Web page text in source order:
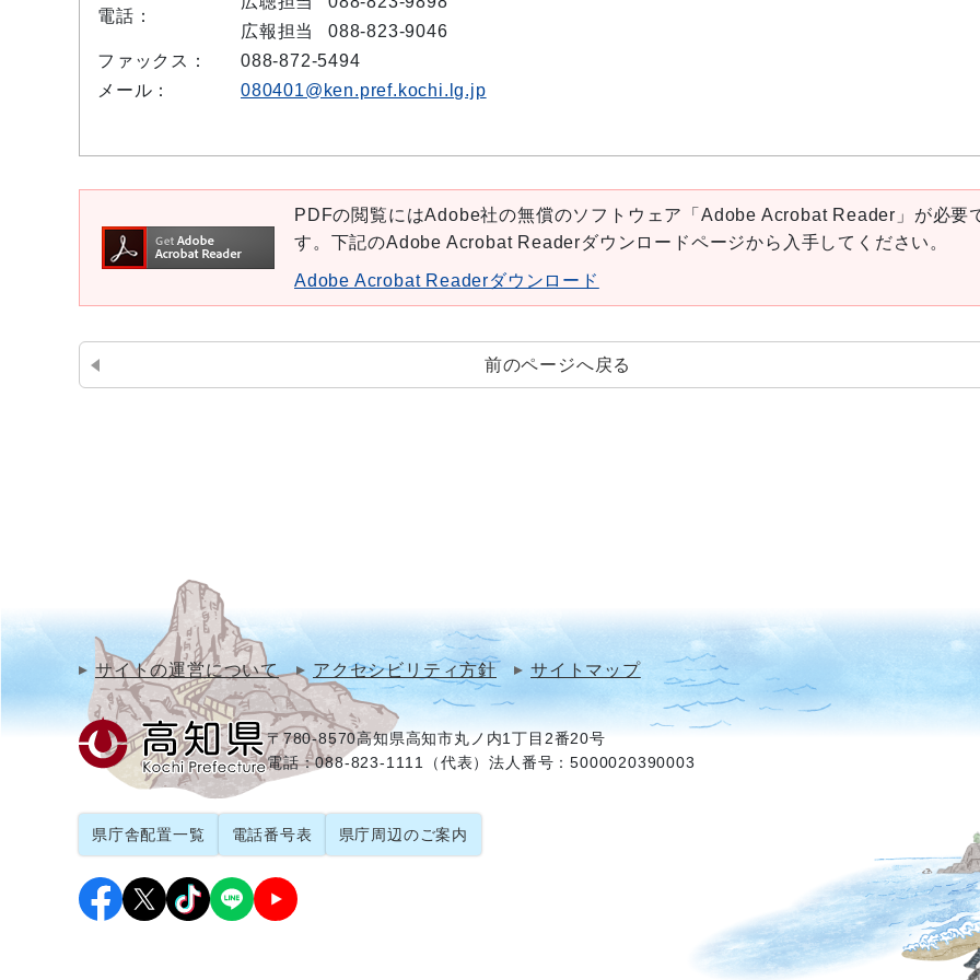
電話：
広報担当
088-823-9046
ファックス：
088-872-5494
メール：
080401@ken.pref.kochi.lg.jp
PDFの閲覧にはAdobe社の無償のソフトウェア「Adobe Acrobat Reader」が必要
す。下記のAdobe Acrobat Readerダウンロードページから入手してください。
Adobe Acrobat Readerダウンロード
前のページへ戻る
サイトの運営について アクセシビリティ方針 サイトマップ
〒780-8570高知県高知市丸ノ内1丁目2番20号
電話：088-823-1111（代表）法人番号：5000020390003
県庁舎配置一覧 電話番号表 県庁周辺のご案内